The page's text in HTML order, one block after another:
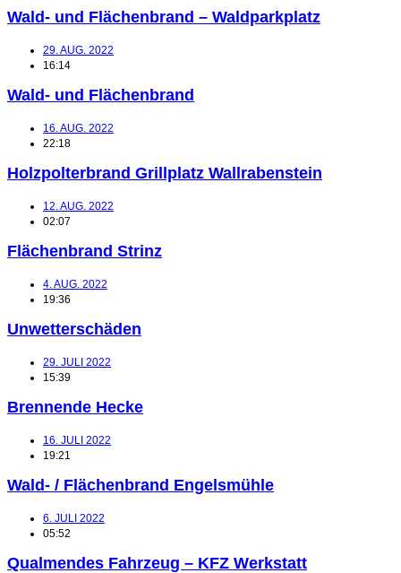
Wald- und Flächenbrand – Waldparkplatz
29. AUG. 2022
16:14
Wald- und Flächenbrand
16. AUG. 2022
22:18
Holzpolterbrand Grillplatz Wallrabenstein
12. AUG. 2022
02:07
Flächenbrand Strinz
4. AUG. 2022
19:36
Unwetterschäden
29. JULI 2022
15:39
Brennende Hecke
16. JULI 2022
19:21
Wald- / Flächenbrand Engelsmühle
6. JULI 2022
05:52
Qualmendes Fahrzeug – KFZ Werkstatt